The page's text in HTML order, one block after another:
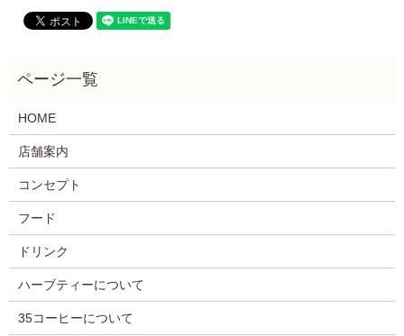
HOME
店舗案内
コンセプト
フード
ドリンク
ハーブティーについて
35コーヒーについて